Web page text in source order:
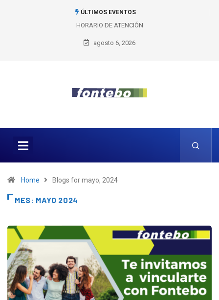
ÚLTIMOS EVENTOS
HORARIO DE ATENCIÓN1er Encuentro de Bolos
agosto 6, 2026
Home Blogs for mayo, 2024
MES: MAYO 2024